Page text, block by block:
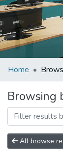
Home
Browsing
All browse